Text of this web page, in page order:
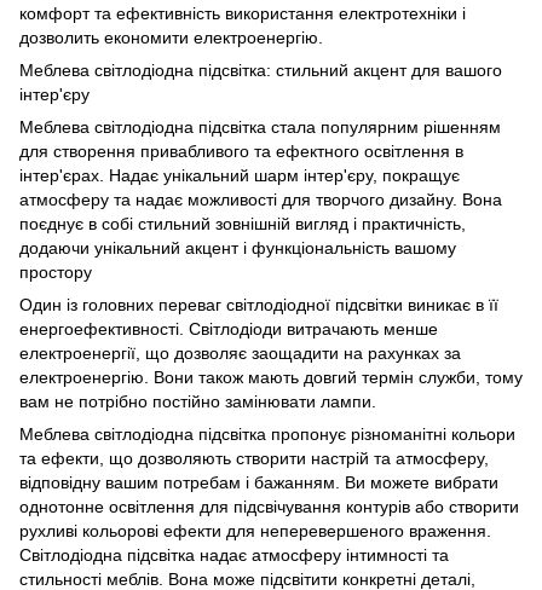
комфорт та ефективність використання електротехніки і
дозволить економити електроенергію.
Меблева світлодіодна підсвітка: стильний акцент для вашого
інтер'єру
Меблева світлодіодна підсвітка стала популярним рішенням
для створення привабливого та ефектного освітлення в
інтер'єрах. Надає унікальний шарм інтер'єру, покращує
атмосферу та надає можливості для творчого дизайну. Вона
поєднує в собі стильний зовнішній вигляд і практичність,
додаючи унікальний акцент і функціональність вашому
простору
Один із головних переваг світлодіодної підсвітки виникає в її
енергоефективності. Світлодіоди витрачають менше
електроенергії, що дозволяє заощадити на рахунках за
електроенергію. Вони також мають довгий термін служби, тому
вам не потрібно постійно замінювати лампи.
Меблева світлодіодна підсвітка пропонує різноманітні кольори
та ефекти, що дозволяють створити настрій та атмосферу,
відповідну вашим потребам і бажанням. Ви можете вибрати
однотонне освітлення для підсвічування контурів або створити
рухливі кольорові ефекти для неперевершеного враження.
Світлодіодна підсвітка надає атмосферу інтимності та
стильності меблів. Вона може підсвітити конкретні деталі,